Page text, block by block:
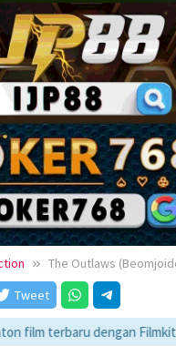
The Outlaws
Tweet
dengan Filmkita21!